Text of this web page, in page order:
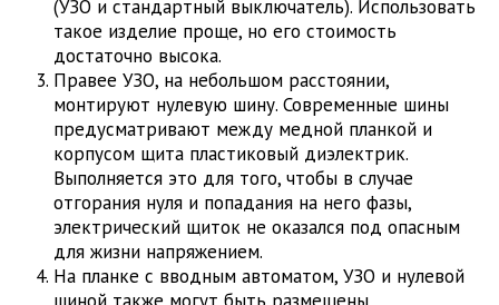
(УЗО и стандартный выключатель). Использовать
такое изделие проще, но его стоимость
достаточно высока.
Правее УЗО, на небольшом расстоянии,
монтируют нулевую шину. Современные шины
предусматривают между медной планкой и
корпусом щита пластиковый диэлектрик.
Выполняется это для того, чтобы в случае
отгорания нуля и попадания на него фазы,
электрический щиток не оказался под опасным
для жизни напряжением.
На планке с вводным автоматом, УЗО и нулевой